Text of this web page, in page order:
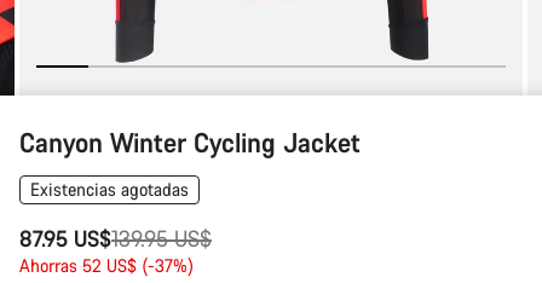
Canyon Winter Cycling Jacket
Existencias agotadas
87.95 US$
Precio
original
139.95 US$
Ahorras 52 US$ (-37%)